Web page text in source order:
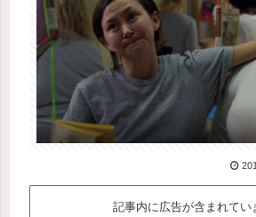
記事内に広告が含まれてい